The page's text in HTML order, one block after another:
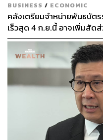
BUSINESS / ECONOMIC
คลังเตรียมจำหน่ายพันธบัต
เร็วสุด 4 ก.ย.นี้ อาจเพิ่มสัด
First มากขึ้น